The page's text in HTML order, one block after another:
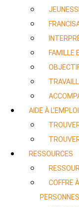
FAMILLE
AIDE À L’EMPLOI
RESSOURCES
COFFRE